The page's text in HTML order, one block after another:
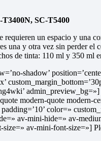
SC-T5400
requieren un espacio y una
una y otra vez sin perder el
de tinta: 110 ml y 350 ml
shadow’
modern-quote modern-
color=»
av-mini-hide=» av-
av-mini-font-size=»]